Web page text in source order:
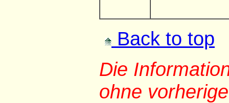
Back to top
Die
ohne